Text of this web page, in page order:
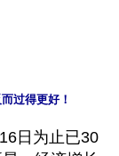
过得更好！
日为止已30